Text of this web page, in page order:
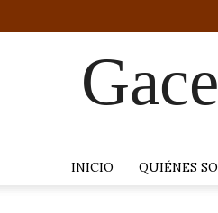
INICIO QUIÉNES